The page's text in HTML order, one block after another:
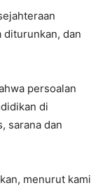
diturunkan, dan
persoalan
di
sarana dan
menurut kami